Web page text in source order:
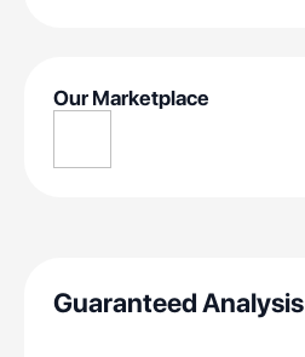
Our Marketplace
Guaranteed Analysis